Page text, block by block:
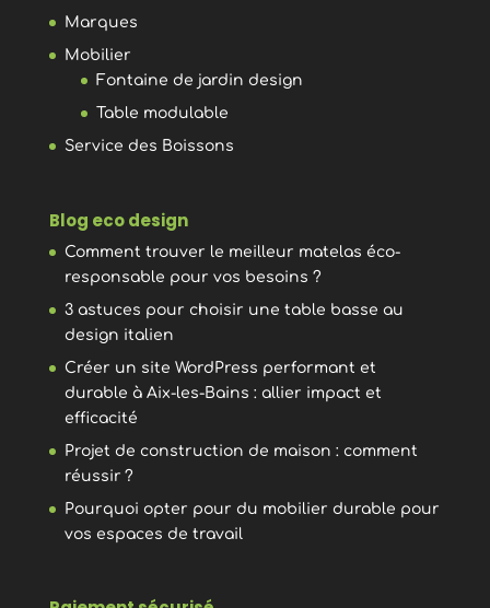
Marques
Mobilier
Fontaine de jardin design
Table modulable
Service des Boissons
Blog eco design
Comment trouver le meilleur matelas éco-
responsable pour vos besoins ?
3 astuces pour choisir une table basse au
design italien
Créer un site WordPress performant et
durable à Aix-les-Bains : allier impact et
efficacité
Projet de construction de maison : comment
réussir ?
Pourquoi opter pour du mobilier durable pour
vos espaces de travail